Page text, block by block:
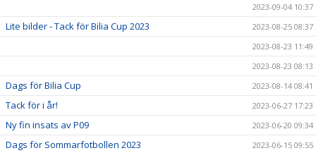
2023-09-04 10:37
Lite bilder - Tack för Bilia Cup 2023
2023-08-25 08:37
2023-08-23 11:49
2023-08-23 08:13
Dags för Bilia Cup 2023-08-14 08:41
Tack för i år! 2023-06-27 17:23
Ny fin insats av P09 2023-06-20 09:34
Dags för Sommarfotbollen 2023 2023-06-15 09:55